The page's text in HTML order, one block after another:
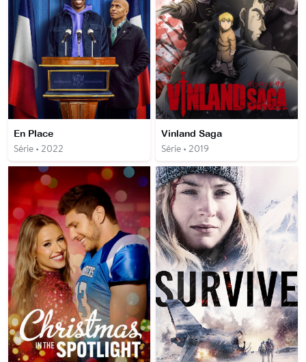
En Place
Série • 2022
Vinland Saga
Série • 2019